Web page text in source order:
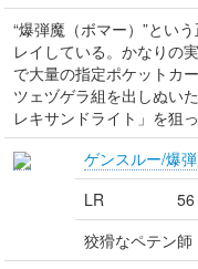
“爆弾魔（ボマー）”とい
レイしている。かなりの
で大量の指定ポケットカ
ツェヅゲラ組を出しぬい
レキサンドライト」を狙
ゲンスルー/爆
LR
56
狡猾なペテン師